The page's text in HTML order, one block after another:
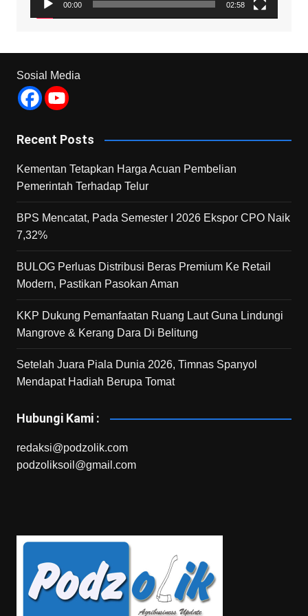
00:00 02:58
Sosial Media
Recent Posts
Kementan Tetapkan Harga Acuan Pembelian
Pemerintah Terhadap Telur
BPS Mencatat, Pada Semester I 2026 Ekspor CPO Naik
7,32%
BULOG Perluas Distribusi Beras Premium Ke Retail
Modern, Pastikan Pasokan Aman
KKP Dukung Pemanfaatan Ruang Laut Guna Lindungi
Mangrove & Kerang Dara Di Belitung
Setelah Juara Piala Dunia 2026, Timnas Spanyol
Mendapat Hadiah Berupa Tomat
Hubungi Kami :
redaksi@podzolik.com
podzoliksoil@gmail.com